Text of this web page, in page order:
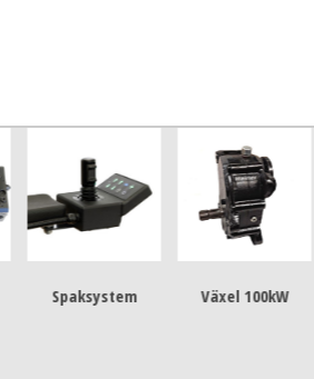
Växel 100kW Hydraulmotorer